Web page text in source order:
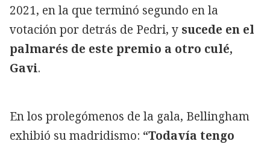
2021, en la que terminó segundo en la
votación por detrás de Pedri, y sucede en el
palmarés de este premio a otro culé,
Gavi.
En los prolegómenos de la gala, Bellingham
exhibió su madridismo: “Todavía tengo